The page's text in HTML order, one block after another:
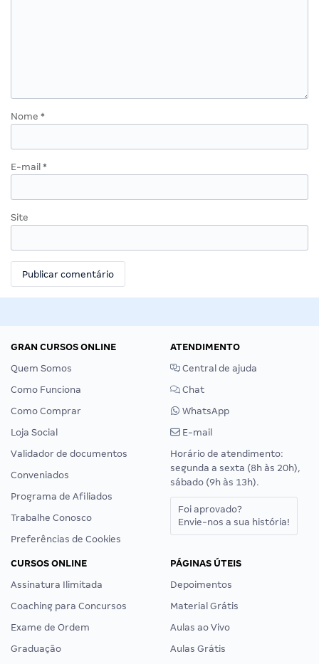
Nome *
E-mail *
Site
GRAN CURSOS ONLINE
Quem Somos
Como Funciona
Como Comprar
Loja Social
Validador de documentos
Conveniados
Programa de Afiliados
Trabalhe Conosco
Preferências de Cookies
ATENDIMENTO
Central de ajuda
Chat
WhatsApp
E-mail
Horário de atendimento:
segunda a sexta (8h às 20h),
sábado (9h às 13h).
Foi aprovado?
Envie-nos a sua história!
CURSOS ONLINE
Assinatura Ilimitada
Coaching para Concursos
Exame de Ordem
Graduação
PÁGINAS ÚTEIS
Depoimentos
Material Grátis
Aulas ao Vivo
Aulas Grátis